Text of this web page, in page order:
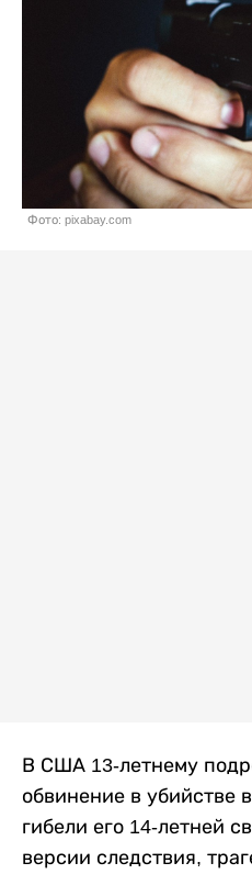
Фото: pixabay.com
В США 13-летнему
обвинение в убийстве
гибели его 14-летней
версии следствия,